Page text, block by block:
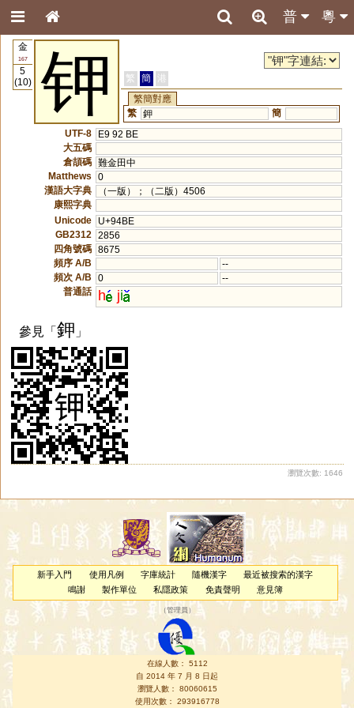
粵
普
金
167
5
(10)
钾 繁 簡
港
繁簡對應
繁 鉀
簡
UTF-8
E9 92 BE
大五碼
倉頡碼 難金田中
Matthews
0
漢語大字典
（一版）；（二版）4506
康熙字典
Unicode
U+94BE
GB2312
2856
四角號碼 8675
頻序 A/B
--
頻次 A/B
0
--
普通話
h ji
參見「鉀 」
瀏覽次數: 1646
新手入門 使用凡例 字庫統計 隨機漢字
最近被搜索的漢字
鳴謝
製作單位 私隱政策 免責聲明 意見簿
（管理員 ）
在線人數： 5112
自 2014 年 7 月 8 日起
瀏覽人數： 80060615
使用次數： 293916778